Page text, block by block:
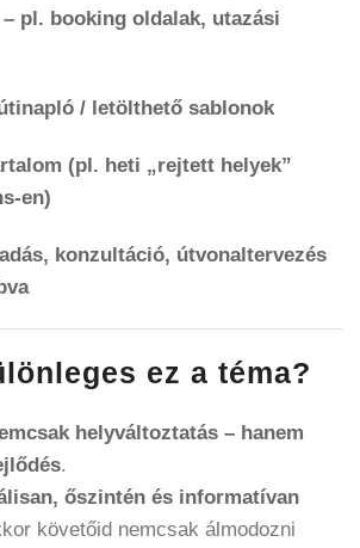
pl. booking oldalak, utazási
/ letölthető sablonok
(pl. heti „rejtett helyek”
en)
konzultáció, útvonaltervezés
ez a téma?
helyváltoztatás – hanem
.
őszintén és informatívan
követőid nemcsak álmodozni